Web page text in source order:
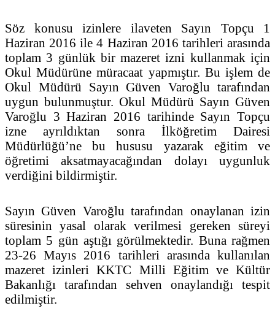
Söz konusu izinlere ilaveten Sayın Topçu 1
Haziran 2016 ile 4 Haziran 2016 tarihleri arasında
toplam 3 günlük bir mazeret izni kullanmak için
Okul Müdürüne müracaat yapmıştır. Bu işlem de
Okul Müdürü Sayın Güven Varoğlu tarafından
uygun bulunmuştur. Okul Müdürü Sayın Güven
Varoğlu 3 Haziran 2016 tarihinde Sayın Topçu
izne ayrıldıktan sonra İlköğretim Dairesi
Müdürlüğü’ne bu hususu yazarak eğitim ve
öğretimi aksatmayacağından dolayı uygunluk
verdiğini bildirmiştir.
Sayın Güven Varoğlu tarafından onaylanan izin
süresinin yasal olarak verilmesi gereken süreyi
toplam 5 gün aştığı görülmektedir. Buna rağmen
23-26 Mayıs 2016 tarihleri arasında kullanılan
mazeret izinleri KKTC Milli Eğitim ve Kültür
Bakanlığı tarafından sehven onaylandığı tespit
edilmiştir.